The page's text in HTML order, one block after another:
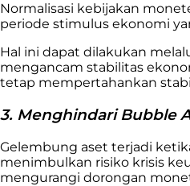
Normalisasi kebijakan
periode stimulus ekonomi
Hal ini dapat dilakukan
mengancam stabilitas
tetap mempertahankan
3. Menghindari Bubble
Gelembung aset terjadi
menimbulkan risiko krisis
mengurangi dorongan